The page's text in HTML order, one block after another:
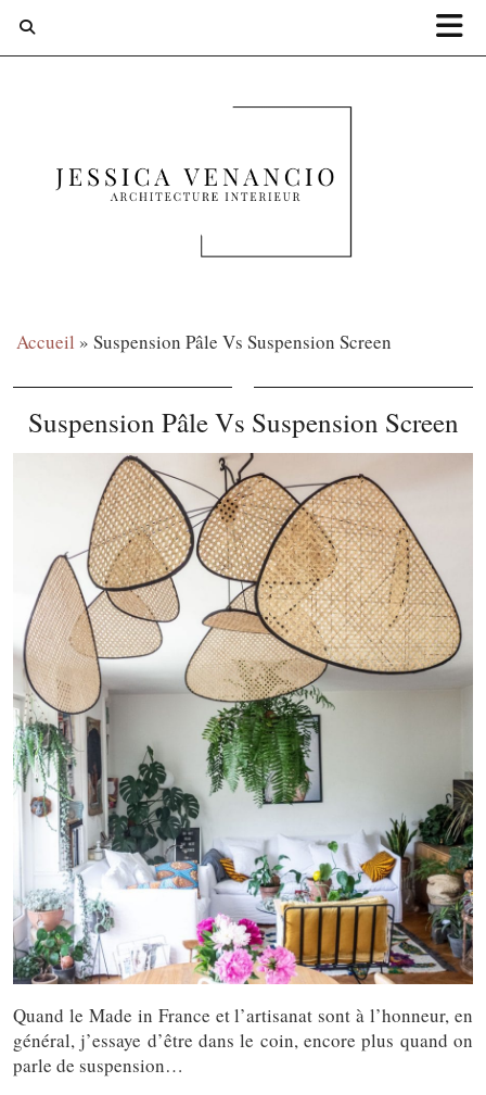
Accueil » Suspension Pâle Vs Suspension Screen
Suspension Pâle Vs Suspension Screen
Quand le Made in France et l’artisanat sont à l’honneur, en
général, j’essaye d’être dans le coin, encore plus quand on
parle de suspension…